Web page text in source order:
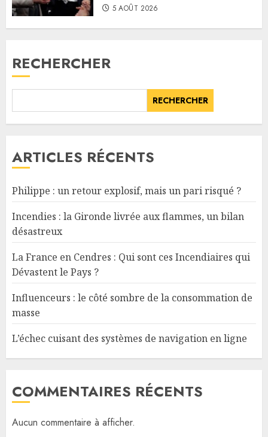
5 AOÛT 2026
RECHERCHER
RECHERCHER
ARTICLES RÉCENTS
Philippe : un retour explosif, mais un pari risqué ?
Incendies : la Gironde livrée aux flammes, un bilan
désastreux
La France en Cendres : Qui sont ces Incendiaires qui
Dévastent le Pays ?
Influenceurs : le côté sombre de la consommation de
masse
L’échec cuisant des systèmes de navigation en ligne
COMMENTAIRES RÉCENTS
Aucun commentaire à afficher.